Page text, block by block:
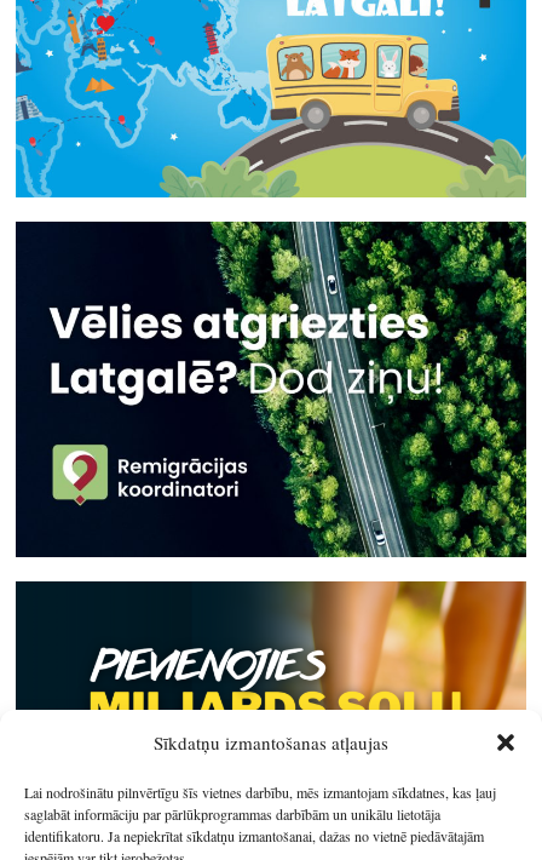
Sīkdatņu izmantošanas atļaujas
Lai nodrošinātu pilnvērtīgu šīs vietnes darbību, mēs izmantojam sīkdatnes, kas ļauj
saglabāt informāciju par pārlūkprogrammas darbībām un unikālu lietotāja
identifikatoru. Ja nepiekrītat sīkdatņu izmantošanai, dažas no vietnē piedāvātajām